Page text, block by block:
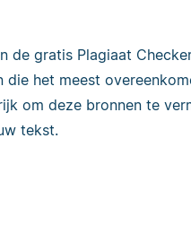
de gratis Plagiaat
het meest
om deze bronnen te
tekst.